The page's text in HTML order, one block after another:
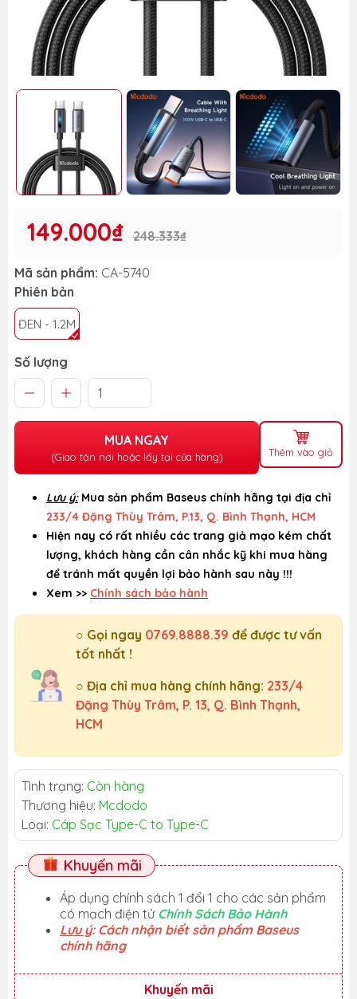
149.000₫ 248.333₫
Mã sản phẩm: CA-5740
Phiên bản
ĐEN - 1.2M
Số lượng
MUA NGAY
(Giao tận nơi hoặc lấy tại cửa hàng) Thêm vào giỏ
Lưu ý: Mua sản phẩm Baseus chính hãng tại địa chỉ
233/4 Đặng Thùy Trâm, P.13, Q. Bình Thạnh, HCM
Hiện nay có rất nhiều các trang giả mạo kém chất
lượng, khách hàng cần cân nhắc kỹ khi mua hàng
để tránh mất quyền lợi bảo hành sau này !!!
Xem >> Chính sách bảo hành
○ Gọi ngay 0769.8888.39 để được tư vấn
tốt nhất !
○ Địa chỉ mua hàng chính hãng: 233/4
Đặng Thùy Trâm, P. 13, Q. Bình Thạnh,
HCM
Tình trạng: Còn hàng
Thương hiệu: Mcdodo
Loại: Cáp Sạc Type-C to Type-C
Khuyến mãi
Áp dụng chính sách 1 đổi 1 cho các sản phẩm
có mạch điện tử Chính Sách Bảo Hành
Lưu ý: Cách nhận biết sản phẩm Baseus
chính hãng
Khuyến mãi